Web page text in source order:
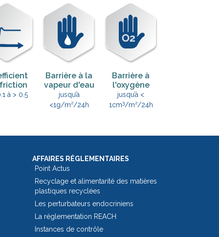
à > 0.5
Barrière à la
vapeur d'eau
jusqu’à
<1g/m²/24h
Barrière à
l'oxygène
jusqu’à <
1cm3/m²/24h
AFFAIRES RÉGLEMENTAIRES
Point Actus
Recyclage et alimentarité des matières
plastiques recyclées
Les perturbateurs endocriniens
La réglementation REACH
Instances de contrôle